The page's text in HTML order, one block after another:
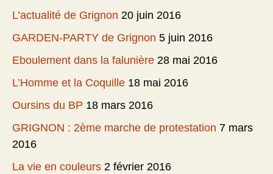
L’actualité de Grignon 20 juin 2016
GARDEN-PARTY de Grignon 5 juin 2016
Eboulement dans la falunière 28 mai 2016
L’Homme et la Coquille 18 mai 2016
Oursins du BP 18 mars 2016
GRIGNON : 2ème marche de protestation 7 mars
2016
La vie en couleurs 2 février 2016